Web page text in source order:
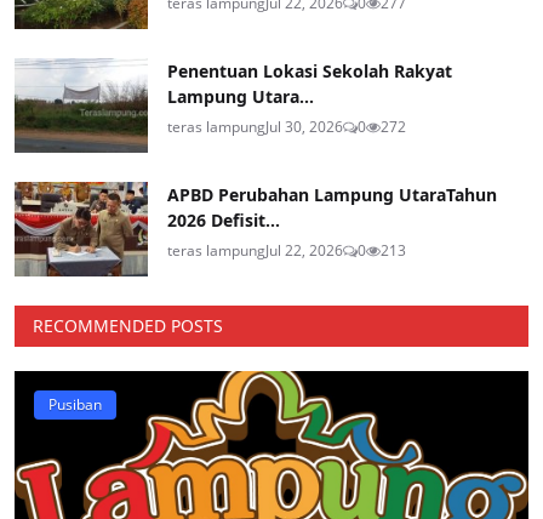
Penentuan Lokasi Sekolah Rakyat
Lampung Utara...
teras lampungJul 30, 2026 0 272
APBD Perubahan Lampung UtaraTahun
2026 Defisit...
teras lampungJul 22, 2026 0 213
RECOMMENDED POSTS
Pusiban